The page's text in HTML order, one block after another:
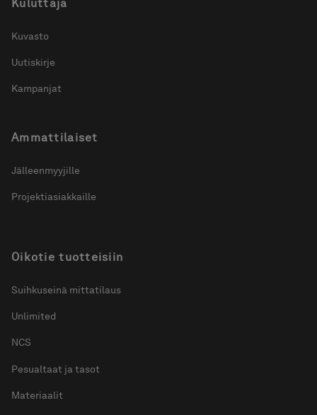
Kuluttaja
Kuvasto
Uutiskirje
Kampanjat
Ammattilaiset
Jälleenmyyjille
Projektiasiakkaille
Oikotie tuotteisiin
Suihkuseinä mittatilaus
Unlimited
NCS
Pesualtaat ja tasot
Materiaalit